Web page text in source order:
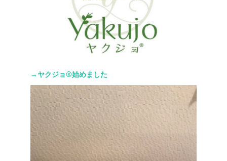
→ヤクジョ®︎始めました